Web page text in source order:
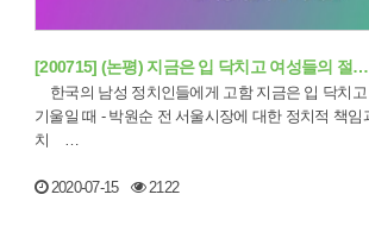
[200715] (논평) 지금은 입 닥치고 여성들의 절…
기울일 때 - 박원순 전 서울시장에 대한 정치적 책임과 박원순 이후의 정
2020-07-15 2122